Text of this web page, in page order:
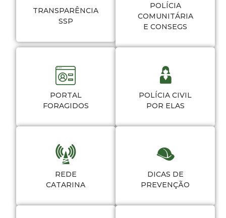
TRANSPARÊNCIA
SSP
POLÍCIA
COMUNITÁRIA
E CONSEGS
PORTAL
FORAGIDOS
POLÍCIA CIVIL
POR ELAS
REDE
CATARINA
DICAS DE
PREVENÇÃO